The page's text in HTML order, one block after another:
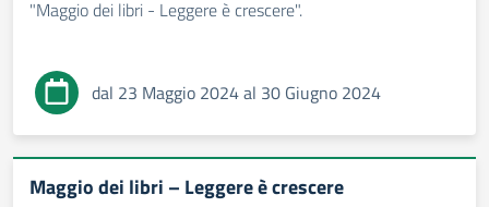
"Maggio dei libri - Leggere è crescere".
dal 23 Maggio 2024 al 30 Giugno 2024
Maggio dei libri – Leggere è crescere